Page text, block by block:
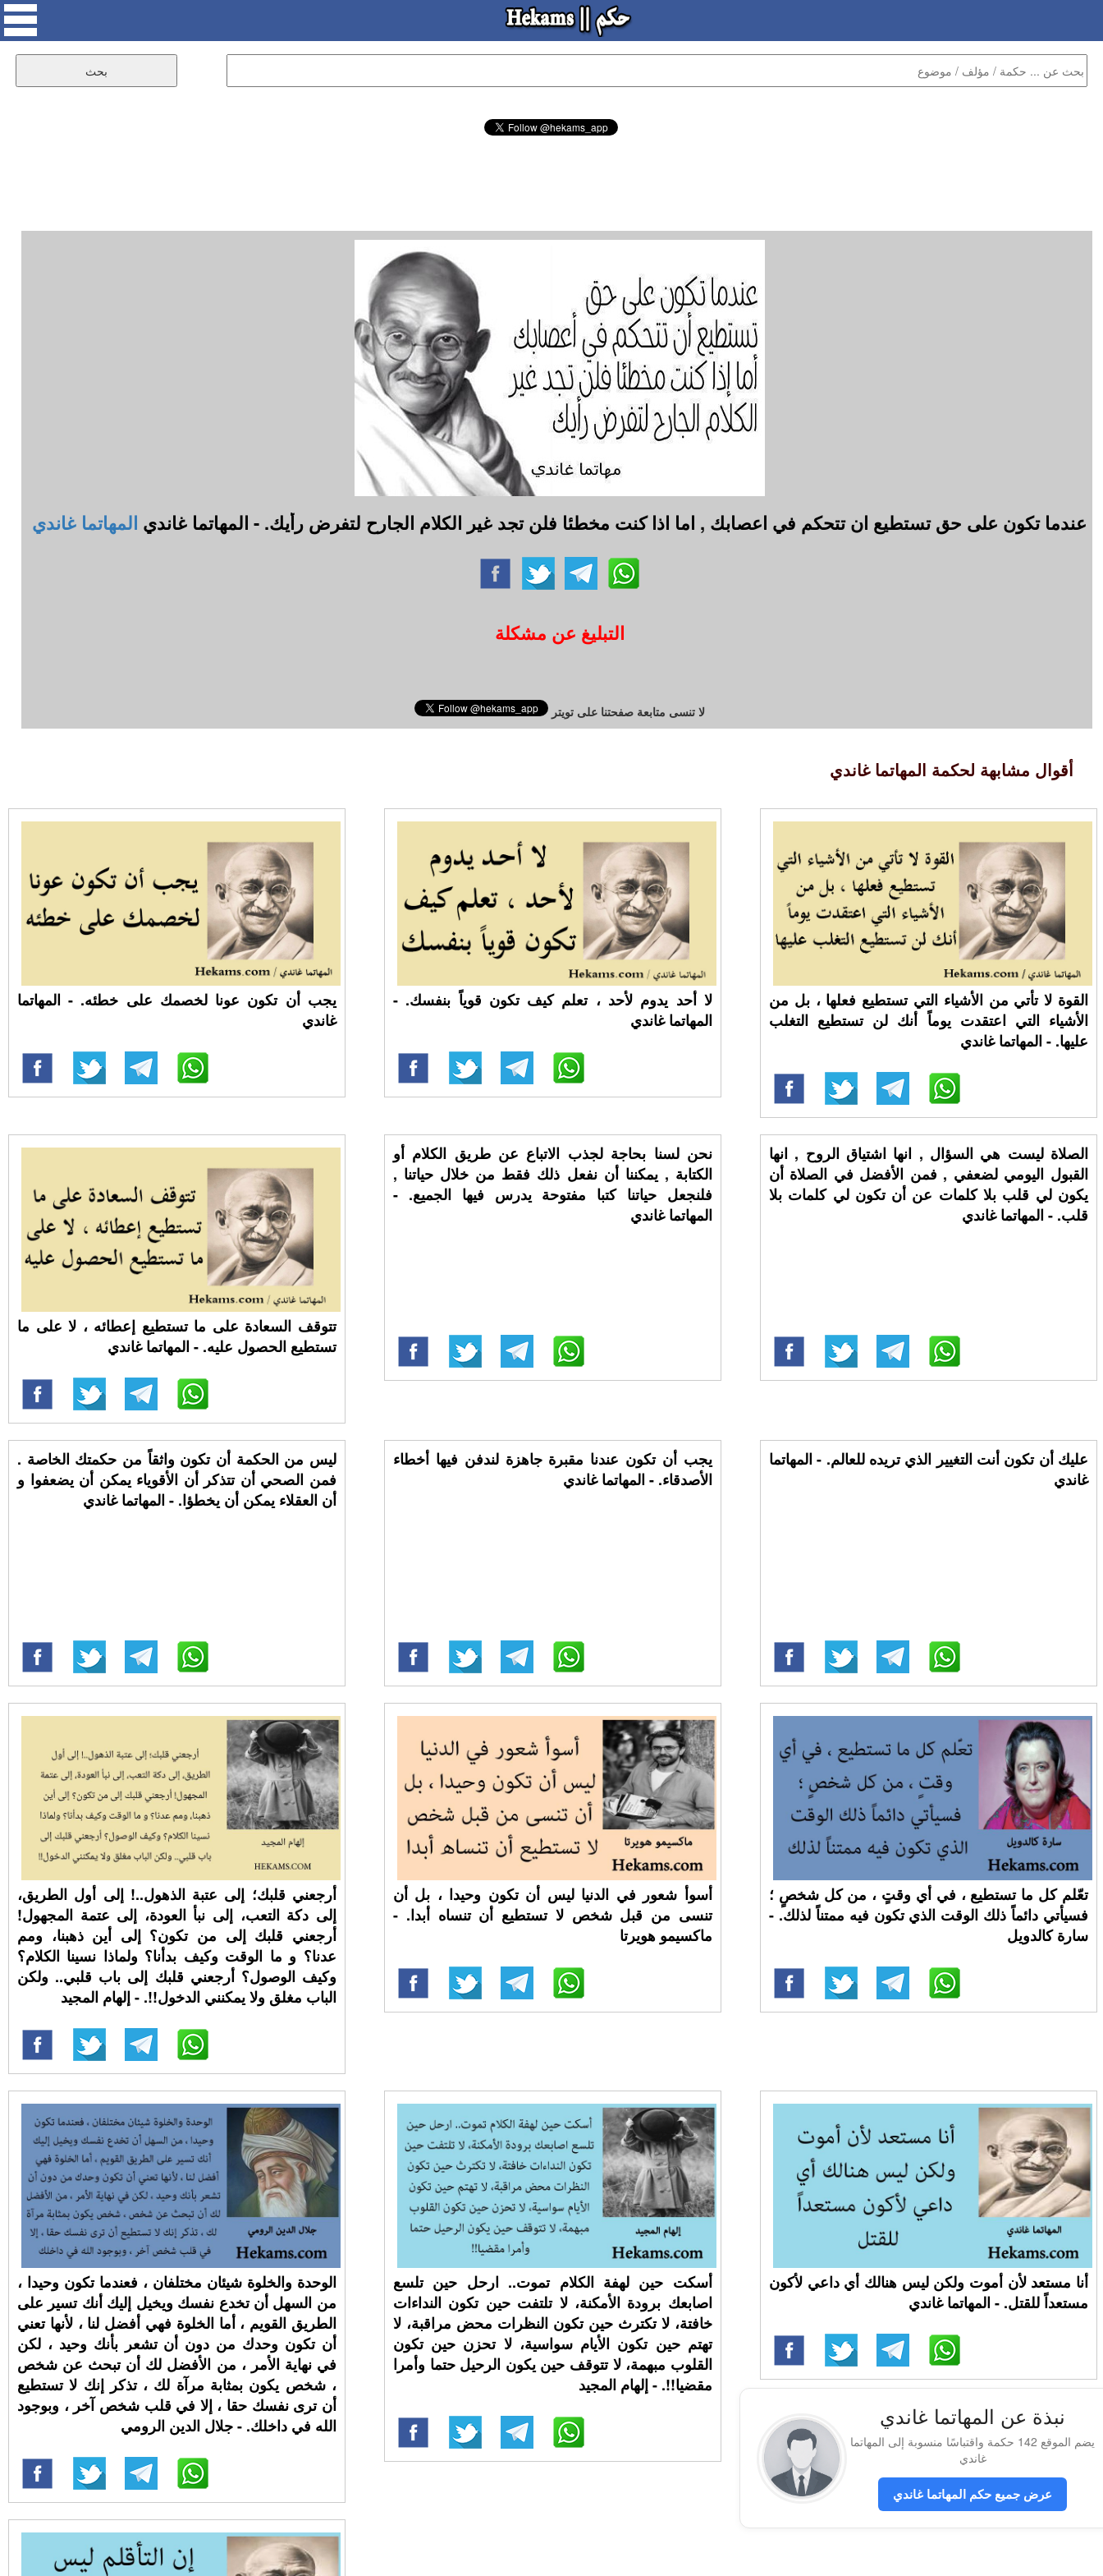
عندما تكون على حق تستطيع ان تتحكم في اعصابك , اما اذا كنت مخطئا فلن تجد غير الكلام الجارح لتفرض رأيك. - المهاتما غاندي المهاتما غاندي
التبليغ عن مشكلة
لا تنسى متابعة صفحتنا على تويتر
أقوال مشابهة لحكمة المهاتما غاندي
يجب أن تكون عونا لخصمك على خطئه. - المهاتما
غاندي
لا أحد يدوم لأحد ، تعلم كيف تكون قوياً بنفسك. -
المهاتما غاندي
القوة لا تأتي من الأشياء التي تستطيع فعلها ، بل من
الأشياء التي اعتقدت يوماً أنك لن تستطيع التغلب
عليها. - المهاتما غاندي
تتوقف السعادة على ما تستطيع إعطائه ، لا على ما
تستطيع الحصول عليه. - المهاتما غاندي
نحن لسنا بحاجة لجذب الاتباع عن طريق الكلام أو
الكتابة , يمكننا أن نفعل ذلك فقط من خلال حياتنا ,
فلنجعل حياتنا كتبا مفتوحة يدرس فيها الجميع. -
المهاتما غاندي
الصلاة ليست هي السؤال , انها اشتياق الروح , انها
القبول اليومي لضعفي , فمن الأفضل في الصلاة أن
يكون لي قلب بلا كلمات عن أن تكون لي كلمات بلا
قلب. - المهاتما غاندي
ليس من الحكمة أن تكون واثقاً من حكمتك الخاصة .
فمن الصحي أن تتذكر أن الأقوياء يمكن أن يضعفوا و
أن العقلاء يمكن أن يخطؤا. - المهاتما غاندي
يجب أن تكون عندنا مقبرة جاهزة لندفن فيها أخطاء
الأصدقاء. - المهاتما غاندي
عليك أن تكون أنت التغيير الذي تريده للعالم. - المهاتما
غاندي
أرجعني قلبك؛ إلى عتبة الذهول..! إلى أول الطريق،
إلى دكة التعب، إلى نبأ العودة، إلى عتمة المجهول!
أرجعني قلبك إلى من تكون؟ إلى أين ذهبنا، ومم
عدنا؟ و ما الوقت وكيف بدأنا؟ ولماذا نسينا الكلام؟
وكيف الوصول؟ أرجعني قلبك إلى باب قلبي.. ولكن
الباب مغلق ولا يمكنني الدخول!!. - إلهام المجيد
أسوأ شعور في الدنيا ليس أن تكون وحيدا ، بل أن
تنسى من قبل شخص لا تستطيع أن تنساه أبدا. -
ماكسيمو هويرتا
تعّلم كل ما تستطيع ، في أي وقتٍ ، من كل شخصٍ ؛
فسيأتي دائماً ذلك الوقت الذي تكون فيه ممتناً لذلك. -
سارة كالدويل
الوحدة والخلوة شيئان مختلفان ، فعندما تكون وحيدا ،
من السهل أن تخدع نفسك ويخيل إليك أنك تسير على
الطريق القويم ، أما الخلوة فهي أفضل لنا ، لأنها تعني
أن تكون وحدك من دون أن تشعر بأنك وحيد ، لكن
في نهاية الأمر ، من الأفضل لك أن تبحث عن شخص
، شخص يكون بمثابة مرآة لك ، تذكر إنك لا تستطيع
أن ترى نفسك حقا ، إلا في قلب شخص آخر ، وبوجود
الله في داخلك. - جلال الدين الرومي
أسكت حين لهفة الكلام تموت.. ارحل حين تلسع
اصابعك برودة الأمكنة، لا تلتفت حين تكون النداءات
خافتة، لا تكترث حين تكون النظرات محض مراقبة، لا
تهتم حين تكون الأيام سواسية، لا تحزن حين تكون
القلوب مبهمة، لا تتوقف حين يكون الرحيل حتما وأمرا
مقضيا!!. - إلهام المجيد
أنا مستعد لأن أموت ولكن ليس هنالك أي داعي لأكون
مستعداً للقتل. - المهاتما غاندي
نبذة عن المهاتما غاندي
يضم الموقع 142 حكمة واقتباسًا منسوبة إلى المهاتما
غاندي
عرض جميع حكم المهاتما غاندي